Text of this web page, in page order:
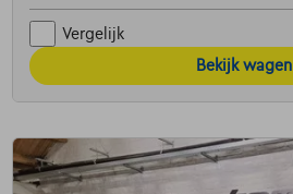
Vergelijk
Bekijk wagen